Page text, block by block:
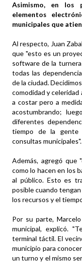
Asimismo, en los
elementos
municipales que
Al respecto, Juan
que "esto es un
software de la
todas las
de la ciudad.
comodidad y celeridad
a costar pero a
acostumbrando;
diferentes
tiempo de la gente
consultas municipales".
Además, agregó que
como lo hacen en los
al público. Esto es
posible cuando
los recursos y el
Por su parte,
municipal, explicó.
terminal táctil. El
municipio para
un turno y el mismo